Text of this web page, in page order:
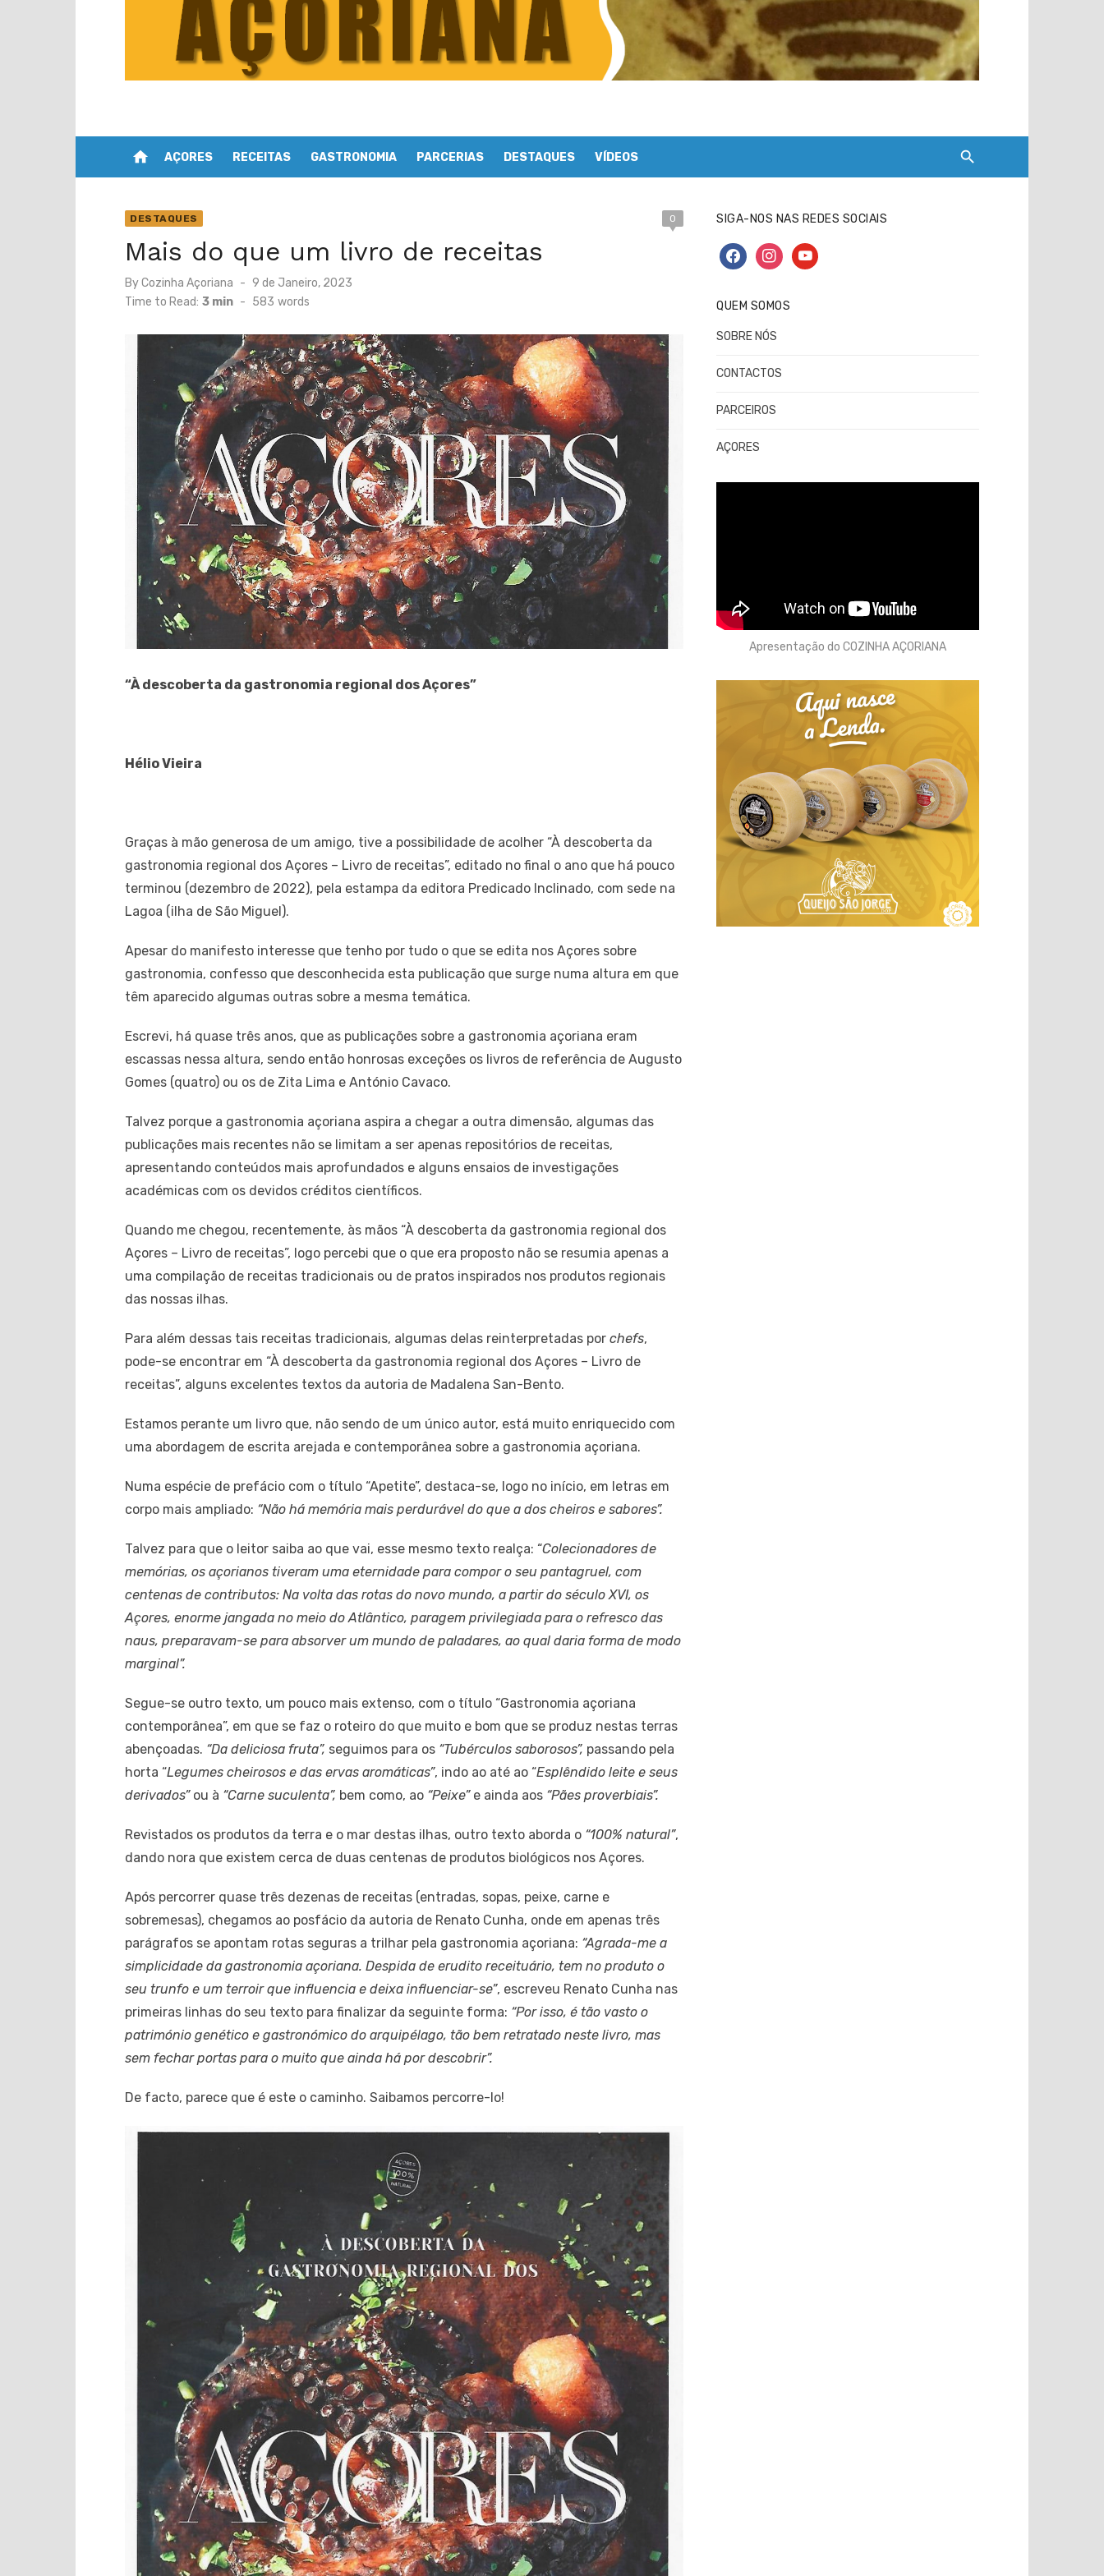
home AÇORES RECEITAS GASTRONOMIA PARCERIAS DESTAQUES VÍDEOS
DESTAQUES 0
Mais do que um livro de receitas
ByCozinha Açoriana
Posted
on
9 de Janeiro, 2023
Time to Read: 3 min - 583 words
“À descoberta da gastronomia regional dos Açores”
Hélio Vieira
Graças à mão generosa de um amigo, tive a possibilidade de acolher “À descoberta da
gastronomia regional dos Açores – Livro de receitas”, editado no final o ano que há pouco
terminou (dezembro de 2022), pela estampa da editora Predicado Inclinado, com sede na
Lagoa (ilha de São Miguel).
Apesar do manifesto interesse que tenho por tudo o que se edita nos Açores sobre
gastronomia, confesso que desconhecida esta publicação que surge numa altura em que
têm aparecido algumas outras sobre a mesma temática.
Escrevi, há quase três anos, que as publicações sobre a gastronomia açoriana eram
escassas nessa altura, sendo então honrosas exceções os livros de referência de Augusto
Gomes (quatro) ou os de Zita Lima e António Cavaco.
Talvez porque a gastronomia açoriana aspira a chegar a outra dimensão, algumas das
publicações mais recentes não se limitam a ser apenas repositórios de receitas,
apresentando conteúdos mais aprofundados e alguns ensaios de investigações
académicas com os devidos créditos científicos.
Quando me chegou, recentemente, às mãos “À descoberta da gastronomia regional dos
Açores – Livro de receitas”, logo percebi que o que era proposto não se resumia apenas a
uma compilação de receitas tradicionais ou de pratos inspirados nos produtos regionais
das nossas ilhas.
Para além dessas tais receitas tradicionais, algumas delas reinterpretadas por chefs,
pode-se encontrar em “À descoberta da gastronomia regional dos Açores – Livro de
receitas”, alguns excelentes textos da autoria de Madalena San-Bento.
Estamos perante um livro que, não sendo de um único autor, está muito enriquecido com
uma abordagem de escrita arejada e contemporânea sobre a gastronomia açoriana.
Numa espécie de prefácio com o título “Apetite”, destaca-se, logo no início, em letras em
corpo mais ampliado: “Não há memória mais perdurável do que a dos cheiros e sabores”.
Talvez para que o leitor saiba ao que vai, esse mesmo texto realça: “Colecionadores de
memórias, os açorianos tiveram uma eternidade para compor o seu pantagruel, com
centenas de contributos: Na volta das rotas do novo mundo, a partir do século XVI, os
Açores, enorme jangada no meio do Atlântico, paragem privilegiada para o refresco das
naus, preparavam-se para absorver um mundo de paladares, ao qual daria forma de modo
marginal”.
Segue-se outro texto, um pouco mais extenso, com o título “Gastronomia açoriana
contemporânea”, em que se faz o roteiro do que muito e bom que se produz nestas terras
abençoadas. “Da deliciosa fruta”, seguimos para os “Tubérculos saborosos”, passando pela
horta “Legumes cheirosos e das ervas aromáticas”, indo ao até ao “Esplêndido leite e seus
derivados” ou à “Carne suculenta”, bem como, ao “Peixe”e ainda aos “Pães proverbiais”.
Revistados os produtos da terra e o mar destas ilhas, outro texto aborda o “100% natural”,
dando nora que existem cerca de duas centenas de produtos biológicos nos Açores.
Após percorrer quase três dezenas de receitas (entradas, sopas, peixe, carne e
sobremesas), chegamos ao posfácio da autoria de Renato Cunha, onde em apenas três
parágrafos se apontam rotas seguras a trilhar pela gastronomia açoriana: “Agrada-me a
simplicidade da gastronomia açoriana. Despida de erudito receituário, tem no produto o
seu trunfo e um terroir que influencia e deixa influenciar-se”, escreveu Renato Cunha nas
primeiras linhas do seu texto para finalizar da seguinte forma: “Por isso, é tão vasto o
património genético e gastronómico do arquipélago, tão bem retratado neste livro, mas
sem fechar portas para o muito que ainda há por descobrir”.
De facto, parece que é este o caminho. Saibamos percorre-lo!
SIGA-NOS NAS REDES SOCIAIS
facebookinstagramyoutube
QUEM SOMOS
SOBRE NÓS
CONTACTOS
PARCEIROS
AÇORES
Apresentação do COZINHA AÇORIANA